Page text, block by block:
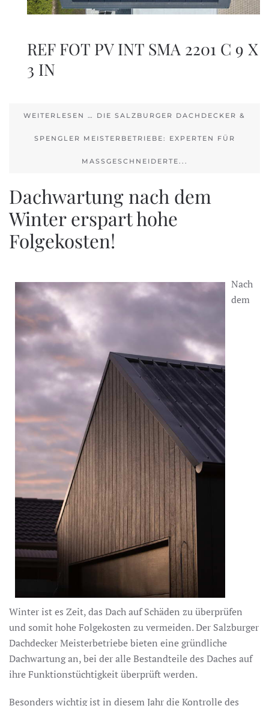
REF FOT PV INT SMA 2201 C 9 X
3 IN
WEITERLESEN … DIE SALZBURGER DACHDECKER &
SPENGLER MEISTERBETRIEBE: EXPERTEN FÜR
MASSGESCHNEIDERTE...
Dachwartung nach dem
Winter erspart hohe
Folgekosten!
Nach
dem
Winter ist es Zeit, das Dach auf Schäden zu überprüfen
und somit hohe Folgekosten zu vermeiden. Der Salzburger
Dachdecker Meisterbetriebe bieten eine gründliche
Dachwartung an, bei der alle Bestandteile des Daches auf
ihre Funktionstüchtigkeit überprüft werden.
Besonders wichtig ist in diesem Jahr die Kontrolle des